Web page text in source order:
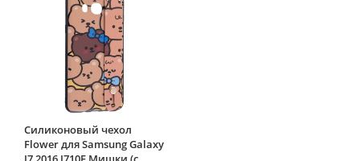
Силиконовый чехол
Flower для Samsung Galaxy